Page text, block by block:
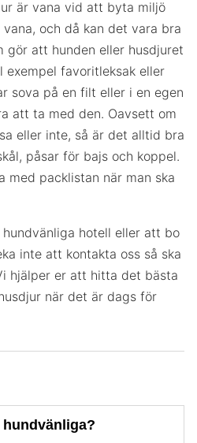
är vana vid att byta miljö
och då kan det vara bra
gör att hunden eller husdjuret
exempel favoritleksak eller
sova på en filt eller i en egen
att ta med den. Oavsett om
eller inte, så är det alltid bra
påsar för bajs och koppel.
med packlistan när man ska
hotell eller att bo
inte att kontakta oss så ska
hjälper er att hitta det bästa
när det är dags för